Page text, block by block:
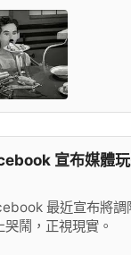
宣布媒體
最近宣布將調
哭鬧，正視現實。